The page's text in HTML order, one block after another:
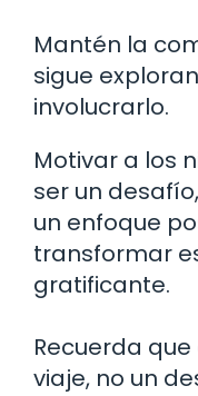
Mantén la
sigue
involucrarlo.
Motivar a los
ser un
un enfoque
transformar
gratificante.
Recuerda
viaje, no un